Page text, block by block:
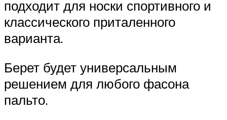
подходит для носки спортивного и
классического приталенного
варианта.
Берет будет универсальным
решением для любого фасона
пальто.